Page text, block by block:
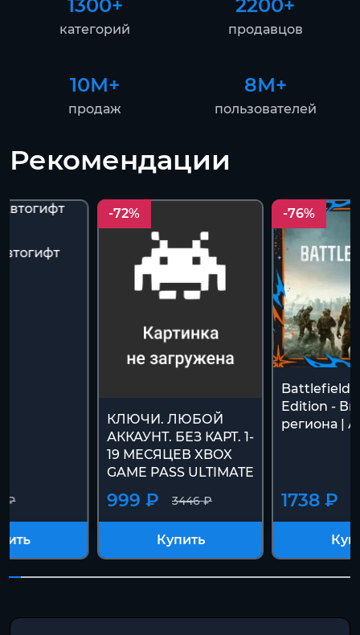
1300+
категорий
2200+
продавцов
10М+
продаж
8М+
пользователей
Рекомендации
₽
-72%
КЛЮЧИ. ЛЮБОЙ
АККАУНТ. БЕЗ КАРТ. 1-
19 МЕСЯЦЕВ XBOX
GAME PASS ULTIMATE
3446 ₽
999 ₽
Купить
-76%
Battlefield
Edition -
региона |
1738 ₽